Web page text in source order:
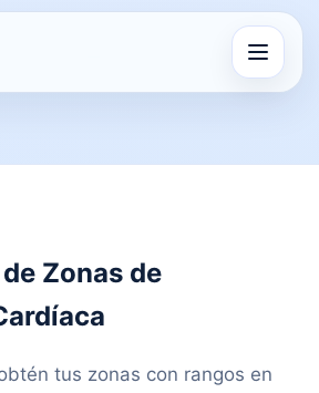
Zonas de
tus zonas con rangos en